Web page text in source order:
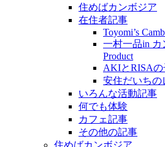
住めばカンボジア
在住者記事
Toyomi’s
一村一品in カ
Product
AKIとRISA
安住だいちの
いろんな活動記事
何でも体験
カフェ記事
その他の記事
住めばカンボジア